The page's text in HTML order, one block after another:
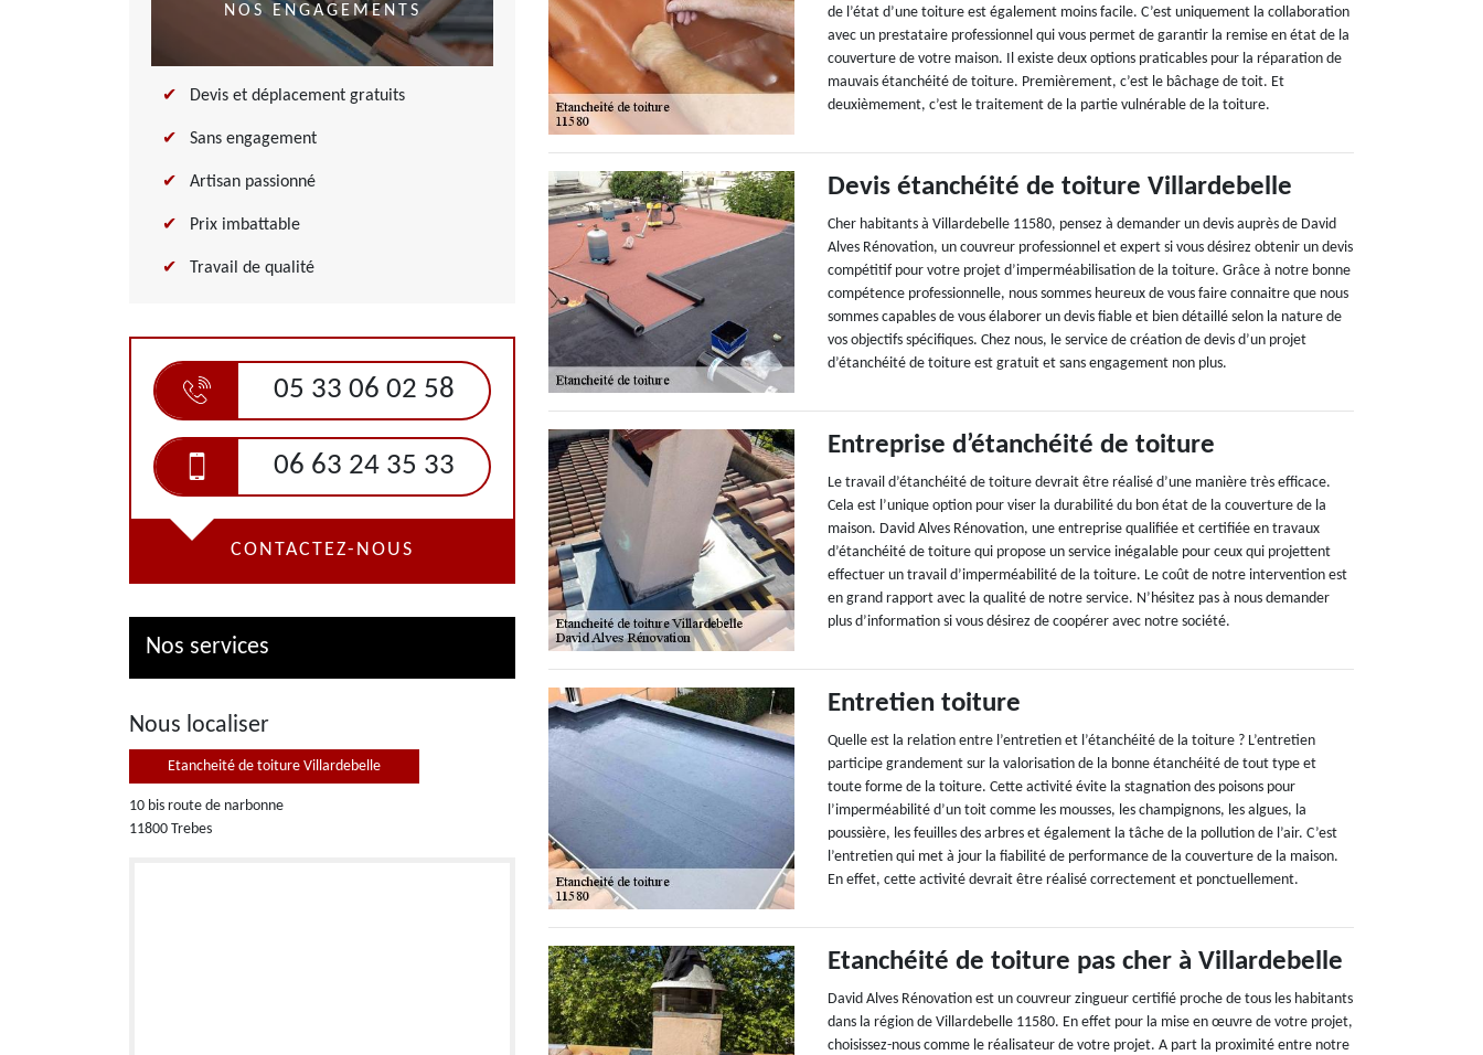
NOS ENGAGEMENTS
Devis et déplacement gratuits
Sans engagement
Artisan passionné
Prix imbattable
Travail de qualité
05 33 06 02 58
06 63 24 35 33
CONTACTEZ-NOUS
Nos services
Nous localiser
Etancheité de toiture Villardebelle
10 bis route de narbonne
11800 Trebes
de l’état d’une toiture est également moins facile. C’est uniquement la collaboration
avec un prestataire professionnel qui vous permet de garantir la remise en état de la
couverture de votre maison. Il existe deux options praticables pour la réparation de
mauvais étanchéité de toiture. Premièrement, c’est le bâchage de toit. Et
deuxièmement, c’est le traitement de la partie vulnérable de la toiture.
Devis étanchéité de toiture Villardebelle
Cher habitants à Villardebelle 11580, pensez à demander un devis auprès de David
Alves Rénovation, un couvreur professionnel et expert si vous désirez obtenir un devis
compétitif pour votre projet d’imperméabilisation de la toiture. Grâce à notre bonne
compétence professionnelle, nous sommes heureux de vous faire connaitre que nous
sommes capables de vous élaborer un devis fiable et bien détaillé selon la nature de
vos objectifs spécifiques. Chez nous, le service de création de devis d’un projet
d’étanchéité de toiture est gratuit et sans engagement non plus.
Entreprise d’étanchéité de toiture
Le travail d’étanchéité de toiture devrait être réalisé d’une manière très efficace.
Cela est l’unique option pour viser la durabilité du bon état de la couverture de la
maison. David Alves Rénovation, une entreprise qualifiée et certifiée en travaux
d’étanchéité de toiture qui propose un service inégalable pour ceux qui projettent
effectuer un travail d’imperméabilité de la toiture. Le coût de notre intervention est
en grand rapport avec la qualité de notre service. N’hésitez pas à nous demander
plus d’information si vous désirez de coopérer avec notre société.
Entretien toiture
Quelle est la relation entre l’entretien et l’étanchéité de la toiture ? L’entretien
participe grandement sur la valorisation de la bonne étanchéité de tout type et
toute forme de la toiture. Cette activité évite la stagnation des poisons pour
l’imperméabilité d’un toit comme les mousses, les champignons, les algues, la
poussière, les feuilles des arbres et également la tâche de la pollution de l’air. C’est
l’entretien qui met à jour la fiabilité de performance de la couverture de la maison.
En effet, cette activité devrait être réalisé correctement et ponctuellement.
Etanchéité de toiture pas cher à Villardebelle
David Alves Rénovation est un couvreur zingueur certifié proche de tous les habitants
dans la région de Villardebelle 11580. En effet pour la mise en œuvre de votre projet,
choisissez-nous comme le réalisateur de votre projet. A part la proximité entre notre